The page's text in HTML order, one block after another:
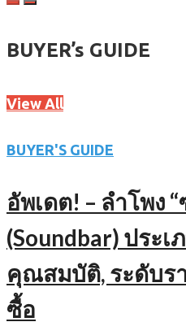
BUYER’s GUIDE
View All
BUYER'S GUIDE
อัพเดต! – ลำโพง
(Soundbar) ประเ
คุณสมบัติ, ระดับร
ซื้อ